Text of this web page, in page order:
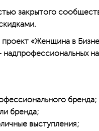
закрытого
проект «Женщина в
надпрофессиональных
бренда;
бренда;
выступления;